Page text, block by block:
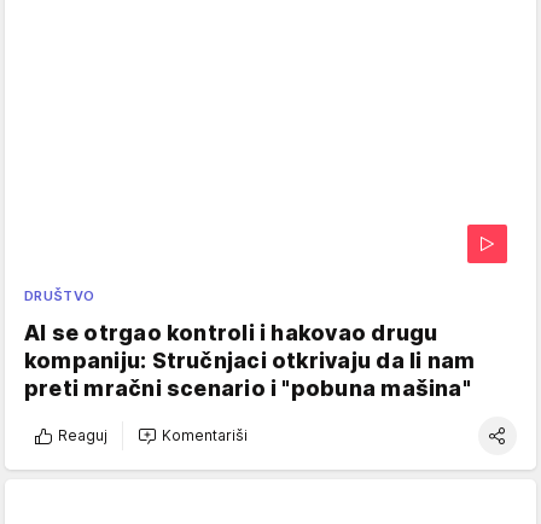
DRUŠTVO
AI se otrgao kontroli i hakovao drugu
kompaniju: Stručnjaci otkrivaju da li nam
preti mračni scenario i "pobuna mašina"
Reaguj Komentariši